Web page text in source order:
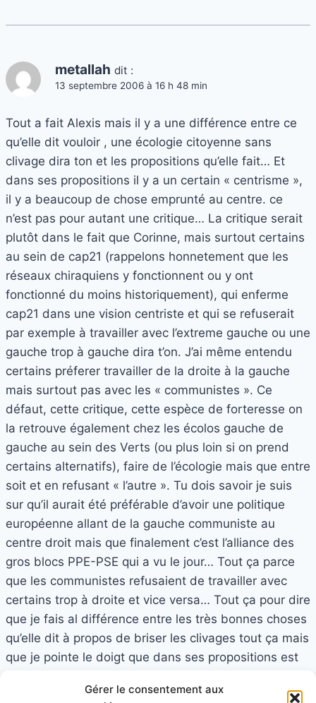
Gérer le consentement aux
metallah dit :
13 septembre 2006 à 16 h 48 min
Tout a fait Alexis mais il y a une différence entre ce
qu’elle dit vouloir , une écologie citoyenne sans
clivage dira ton et les propositions qu’elle fait… Et
dans ses propositions il y a un certain « centrisme »,
il y a beaucoup de chose emprunté au centre. ce
n’est pas pour autant une critique… La critique serait
plutôt dans le fait que Corinne, mais surtout certains
au sein de cap21 (rappelons honnetement que les
réseaux chiraquiens y fonctionnent ou y ont
fonctionné du moins historiquement), qui enferme
cap21 dans une vision centriste et qui se refuserait
par exemple à travailler avec l’extreme gauche ou une
gauche trop à gauche dira t’on. J’ai même entendu
certains préferer travailler de la droite à la gauche
mais surtout pas avec les « communistes ». Ce
défaut, cette critique, cette espèce de forteresse on
la retrouve également chez les écolos gauche de
gauche au sein des Verts (ou plus loin si on prend
certains alternatifs), faire de l’écologie mais que entre
soit et en refusant « l’autre ». Tu dois savoir je suis
sur qu’il aurait été préférable d’avoir une politique
européenne allant de la gauche communiste au
centre droit mais que finalement c’est l’alliance des
gros blocs PPE-PSE qui a vu le jour… Tout ça parce
que les communistes refusaient de travailler avec
certains trop à droite et vice versa… Tout ça pour dire
que je fais al différence entre les très bonnes choses
qu’elle dit à propos de briser les clivages tout ça mais
que je pointe le doigt que dans ses propositions est
beaucoup de proposition sont bien et qu’il est à noter